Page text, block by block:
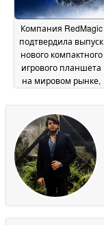
Компания RedMagic
подтвердила выпуск
нового компактного
игрового планшета
на мировом рынке,
жидкостного
охлаждения и OLED-
дисплеем с частотой
обновления 185 Гц
June 2026